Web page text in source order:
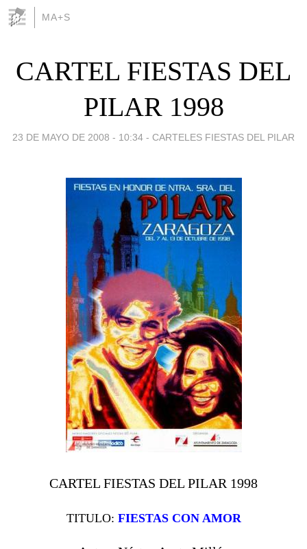
MA+S
CARTEL FIESTAS DEL
PILAR 1998
23 DE MAYO DE 2008 - 10:34 - CARTELES FIESTAS DEL PILAR
CARTEL FIESTAS DEL PILAR 1998
TITULO: FIESTAS CON AMOR